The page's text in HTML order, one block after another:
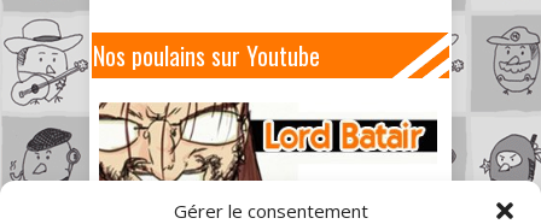
Gérer le consentement
Nos poulains sur Youtube